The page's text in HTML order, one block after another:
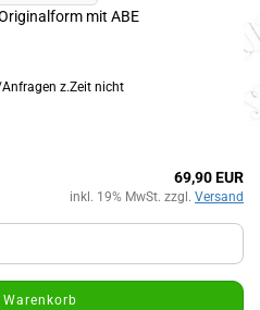
mit ABE
z.Zeit nicht
69,90 EUR
inkl. 19% MwSt. zzgl. Versand
Warenkorb